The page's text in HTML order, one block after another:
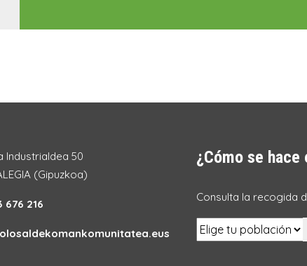
Industrialdea 50
(Gipuzkoa)
676 216
¿Cómo se
Consulta la recogida